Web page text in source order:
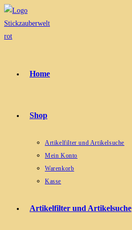
Zum
Inhalt
springen
Home
Shop
Artikelfilter und Artikelsuche
Mein Konto
Warenkorb
Kasse
Artikelfilter und Artikelsuche